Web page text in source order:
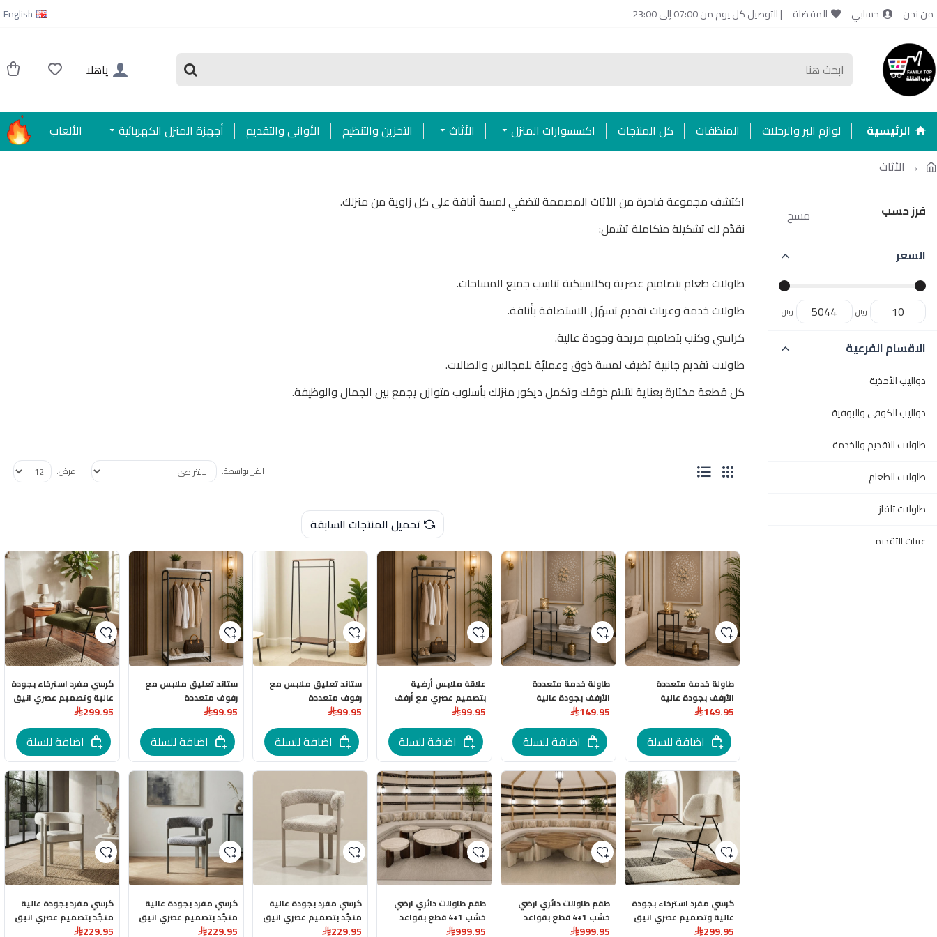
من نحن حسابي المفضلة | التوصيل كل يوم من 07:00 إلى 23:00 English
ياهلا
الرئيسية لوازم البر والرحلات المنظفات كل المنتجات اكسسوارات المنزل الأثاث التخزين والتنظيم الأواني والتقديم أجهزة المنزل الكهربائية
الألعاب
الأثاث
فرز حسب
مسح
السعر
ريال ريال
الاقسام الفرعية
دواليب الأحذية
دواليب الكوفي والبوفية
طاولات التقديم والخدمة
طاولات الطعام
طاولات تلفاز
عربات التقديم
اكتشف مجموعة فاخرة من الأثاث المصممة لتضفي لمسة أناقة على كل زاوية من منزلك.
نقدّم لك تشكيلة متكاملة تشمل:
طاولات طعام بتصاميم عصرية وكلاسيكية تناسب جميع المساحات.
طاولات خدمة وعربات تقديم تسهّل الاستضافة بأناقة.
كراسي وكنب بتصاميم مريحة وجودة عالية.
طاولات تقديم جانبية تضيف لمسة ذوق وعمليّة للمجالس والصالات.
كل قطعة مختارة بعناية لتلائم ذوقك وتكمل ديكور منزلك بأسلوب متوازن يجمع بين الجمال والوظيفة.
الفرز بواسطة: عرض:
تحميل المنتجات السابقة
طاولة خدمة متعددة
الأرفف بجودة عالية
وتصميم عصري انيق
باللون البني المقاسات: 78
× 34 × 94 سم
149.95
اضافة للسلة
طاولة خدمة متعددة
الأرفف بجودة عالية
وتصميم عصري انيق
باللون الرمادي المقاسات:
78 × 34 × 94 سم
149.95
اضافة للسلة
علاقة ملابس أرضية
بتصميم عصري مع أرفف
علوية وسفلية بجودة
عالية
99.95
اضافة للسلة
ستاند تعليق ملابس مع
رفوف متعددة
الاستخدامات بجودة عالية
وتصميم صري انيق
المقاسات:الارتفاع: 167 سم
العرض: 60 سم العمق: 40
سم
99.95
اضافة للسلة
ستاند تعليق ملابس مع
رفوف متعددة
الاستخدامات بجودة عالية
وتصميم عصري انيق
99.95
اضافة للسلة
كرسي مفرد استرخاء بجودة
عالية وتصميم عصري انيق
وقاعدة معدنية باللون
الفاخر رررررر
299.95
اضافة للسلة
كرسي مفرد استرخاء بجودة
عالية وتصميم عصري انيق
وقاعدة معدنية باللون
299.95
طقم طاولات دائري ارضي
خشب 1+4 قطع بقواعد
باللون الخشبي الفاتح
999.95
طقم طاولات دائري ارضي
خشب 1+4 قطع بقواعد
باللون البني الغامق
999.95
كرسي مفرد بجودة عالية
منجّد بتصميم عصري انيق
باللون البيج
229.95
كرسي مفرد بجودة عالية
منجّد بتصميم عصري انيق
باللون الرمادي
229.95
كرسي مفرد بجودة عالية
منجّد بتصميم عصري انيق
باللون الابيض
229.95